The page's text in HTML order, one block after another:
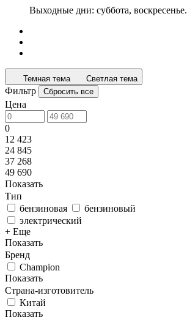
Выходные дни: суббота, воскресенье.
Темная тема Светлая тема
Фильтр Сбросить все
Цена
0
12 423
24 845
37 268
49 690
Показать
Тип
бензиновая
бензиновый
электрический
+ Еще
Показать
Бренд
Champion
Показать
Страна-изготовитель
Китай
Показать